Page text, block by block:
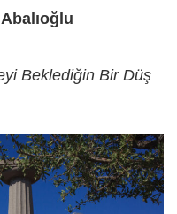
Beklediğin Bir Düş